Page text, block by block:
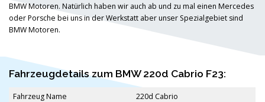
BMW Motoren. Natürlich haben wir auch ab und zu mal einen Mercedes
oder Porsche bei uns in der Werkstatt aber unser Spezialgebiet sind
BMW Motoren.
Fahrzeugdetails zum BMW 220d Cabrio F23:
Fahrzeug Name
220d Cabrio